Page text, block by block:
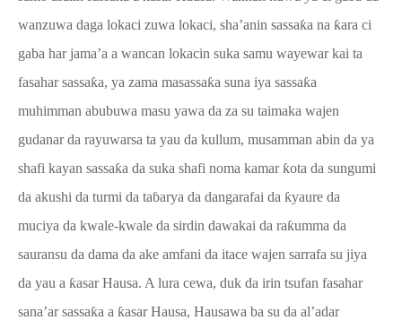
wanzuwa daga lokaci zuwa lokaci, sha’anin sassaƙa na ƙara ci
gaba har jama’a a wancan lokacin suka samu wayewar kai ta
fasahar sassaƙa, ya zama masassaƙa suna iya sassaƙa
muhimman abubuwa masu yawa da za su taimaka wajen
gudanar da rayuwarsa ta yau da kullum, musamman abin da ya
shafi kayan sassaƙa da suka shafi noma kamarƙota da sungumi
da akushi da turmi da taɓarya da dangarafai da ƙyaure da
muciya da kwale-kwale da sirdin dawakai da raƙumma da
sauransu da dama da ake amfani da itace wajen sarrafa su jiya
da yau a ƙasar Hausa. A lura cewa, duk da irin tsufan fasahar
sana’ar sassaƙa a ƙasar Hausa, Hausawa ba su da al’adar